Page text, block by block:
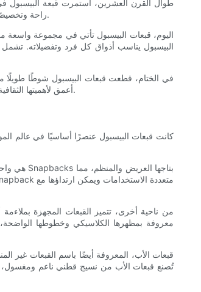
طوال القرن العشرين، استمرت قبعة البيسبول في
راحة وتخصيصًا. بالإضافة إلى ذلك، أضاف ظهور قبعة سائق الشاحنة في العقد الأول من القرن الحادي والعشرين نمطًا آخر إلى هذا المزيج، مع ظهرها الشبكي واللوحة الأمامية الإسفنجية.
اليوم، قبعات البيسبول تأتي في مجموعة واسعة
البيسبول يناسب أذواق كل فرد وتفضيلاته. تشمل
في الختام، قطعت قبعات البيسبول شوطًا طويلًا
أعمق لأهميتها الثقافية والأنواع والأنماط المختلفة المتاحة اليوم. سواء كنت من عشاق الرياضة، أو شخصًا مواكبًا للموضة، أو تبحث ببساطة عن إكسسوار عملي، فهناك قبعة بيسبول متاحة للجميع.
كانت قبعات البيسبول عنصرًا أساسيًا في عالم
من ناحية أخرى، تتميز القبعات المجهزة
معروفة بمظهرها الكلاسيكي وخطوطها
قبعات الأب، المعروفة أيضًا باسم القبعات غير
تُصنع قبعات الأب من نسيج قطني ناعم ومغسول،